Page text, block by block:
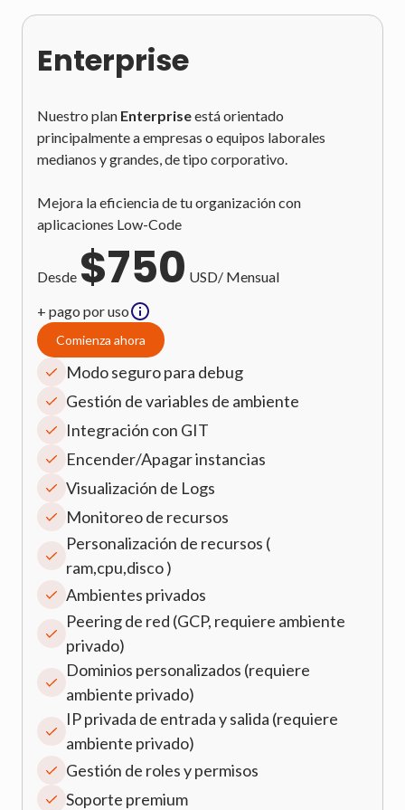
Enterprise
Nuestro plan Enterpriseestá orientado
principalmente a empresas o equipos laborales
medianos y grandes, de tipo corporativo.
Mejora la eficiencia de tu organización con
aplicaciones Low-Code
Desde $750 USD/ Mensual
+ pago por uso
Comienza ahora
Modo seguro para debug
Gestión de variables de ambiente
Integración con GIT
Encender/Apagar instancias
Visualización de Logs
Monitoreo de recursos
Personalización de recursos (
ram,cpu,disco )
Ambientes privados
Peering de red (GCP, requiere ambiente
privado)
Dominios personalizados (requiere
ambiente privado)
IP privada de entrada y salida (requiere
ambiente privado)
Gestión de roles y permisos
Soporte premium